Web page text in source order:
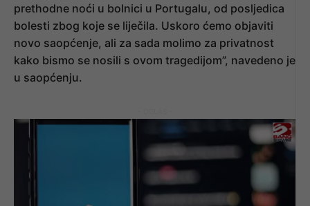
prethodne noći u bolnici u Portugalu, od posljedica
bolesti zbog koje se liječila. Uskoro ćemo objaviti
novo saopćenje, ali za sada molimo za privatnost
kako bismo se nosili s ovom tragedijom”, navedeno je
u saopćenju.